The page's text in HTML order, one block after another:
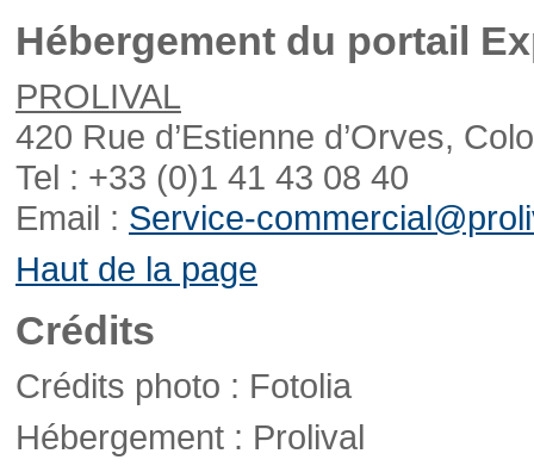
Hébergement du portail
PROLIVAL
420 Rue d’Estienne d’Orves,
Tel : +33 (0)1 41 43 08 40
Email : Service-
Haut de la page
Crédits
Crédits photo : Fotolia
Hébergement : Prolival